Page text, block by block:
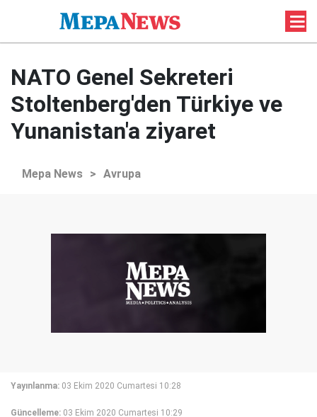
NATO Genel Sekreteri
Stoltenberg'den Türkiye ve
Yunanistan'a ziyaret
Mepa News > Avrupa
Yayınlanma: 03 Ekim 2020 Cumartesi 10:28
Güncelleme: 03 Ekim 2020 Cumartesi 10:29